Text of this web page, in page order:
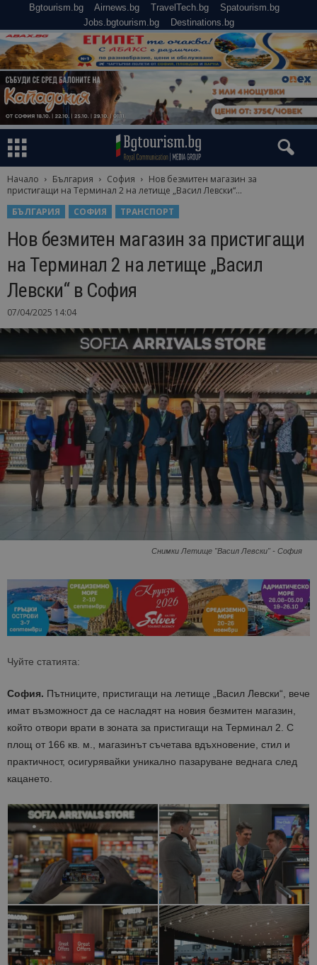
Bgtourism.bg Airnews.bg TravelTech.bg
Spatourism.bg
Jobs.bgtourism.bg
Destinations.bg
Начало България София
Нов безмитен магазин за
пристигащи на Терминал 2 на летище „Васил Левски“...
БЪЛГАРИЯ
СОФИЯ ТРАНСПОРТ
Нов безмитен магазин за пристигащи
на Терминал 2 на летище „Васил
Левски“ в София
07/04/2025 14:04
Снимки Летище "Васил Левски" - София
Чуйте статията:
София. Пътниците, пристигащи на летище „Васил Левски“, вече
имат възможност да се насладят на новия безмитен магазин,
който отвори врати в зоната за пристигащи на Терминал 2. С
площ от 166 кв. м., магазинът съчетава вдъхновение, стил и
практичност, осигурявайки уникално пазаруване веднага след
кацането.